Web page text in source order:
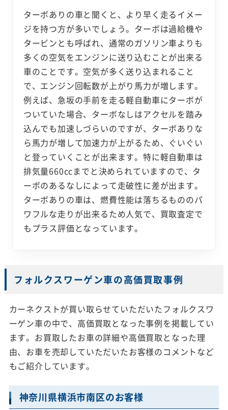
ターボありの車と聞くと、より早く走るイメー
ジを持つ方が多いでしょう。ターボは過給機や
タービンとも呼ばれ、通常のガソリン車よりも
多くの空気をエンジンに送り込むことが出来る
車のことです。空気が多く送り込まれること
で、エンジン回転数が上がり馬力が増します。
例えば、急坂の手前を走る軽自動車にターボが
ついていた場合、ターボなしはアクセルを踏み
込んでも加速しづらいのですが、ターボありな
ら馬力が増して加速力が上がるため、ぐいぐい
と登っていくことが出来ます。特に軽自動車は
排気量660ccまでと決められていますので、タ
ーボのあるなしによって走破性に差が出ます。
ターボありの車は、燃費性能は落ちるもののパ
ワフルな走りが出来るため人気で、買取査定で
もプラス評価となっています。
フォルクスワーゲン車の高価買取事例
カーネクストが買い取らせていただいたフォルクスワ
ーゲン車の中で、高価買取となった事例を掲載してい
ます。お買取したお車の詳細や高価買取となった理
由、お車を売却していただいたお客様のコメントなど
もご紹介しています。
神奈川県横浜市南区のお客様